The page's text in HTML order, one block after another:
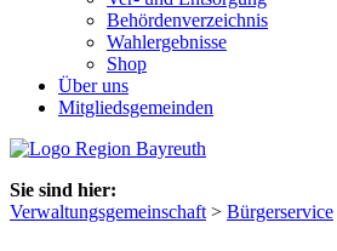
Behördenverzeichnis
Wahlergebnisse
Shop
Über uns
Mitgliedsgemeinden
Sie sind hier:
Verwaltungsgemeinschaft > Bürgerservice